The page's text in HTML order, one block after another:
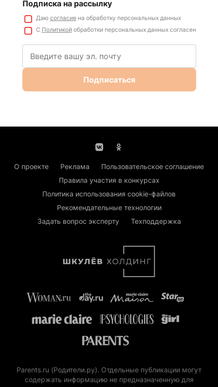
Подписка на рассылку
Даю согласиена обработку персональных данных
С Политикойобработки персональных данных согласен
Подписаться
О проекте Реклама
Пользовательское соглашение
Правила участия в конкурсах
Политика использования cookie-файлов
Рекомендательные технологии
Задать вопрос эксперту
Техподдержка
Parents.ru (Родители.ру). Отдельные публикации могут
содержать информацию не предназначенную для